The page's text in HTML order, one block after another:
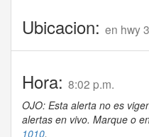
Ubicacion: en hwy
Hora: 8:02 p.m.
OJO: Esta alerta no es
alertas en vivo. Marque o
1010.